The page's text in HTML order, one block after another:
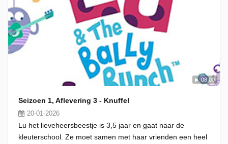
08:00
Seizoen 1, Aflevering 3 - Knuffel
20-01-2026
Lu het lieveheersbeestje is 3,5 jaar en gaat naar de
kleuterschool. Ze moet samen met haar vrienden een heel